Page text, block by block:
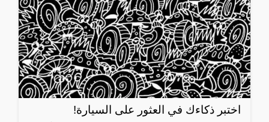
اختبر ذكاءك في العثور على السيارة!